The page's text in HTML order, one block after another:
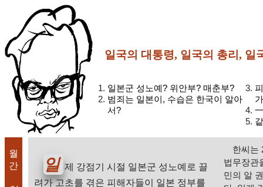
일국의 대통령, 일국의 총리, 일
일본군 성노예? 위안부? 매춘부?
범죄는 일본이, 수습은 한국이 알아
서?
월
간
일 제 강점기 시절 일본군 성노예로 끌
려가 고초를 겪은 피해자들이 일본 정부를
한씨는
법무장관
민의 알